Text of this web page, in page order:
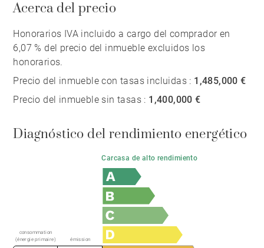
Acerca del precio
Honorarios IVA incluido a cargo del comprador en
6,07 % del precio del inmueble excluidos los
honorarios.
Precio del inmueble con tasas incluidas : 1,485,000 €
Precio del inmueble sin tasas : 1,400,000 €
Diagnóstico del rendimiento energético
Carcasa de alto rendimiento
consommation
(énergie primaire)
émission